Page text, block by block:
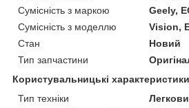
Сумісність з маркою
Geely,
Сумісність з моделлю
Vision,
Стан
Новий
Тип запчастини
Користувальницькі характеристики
Тип техніки